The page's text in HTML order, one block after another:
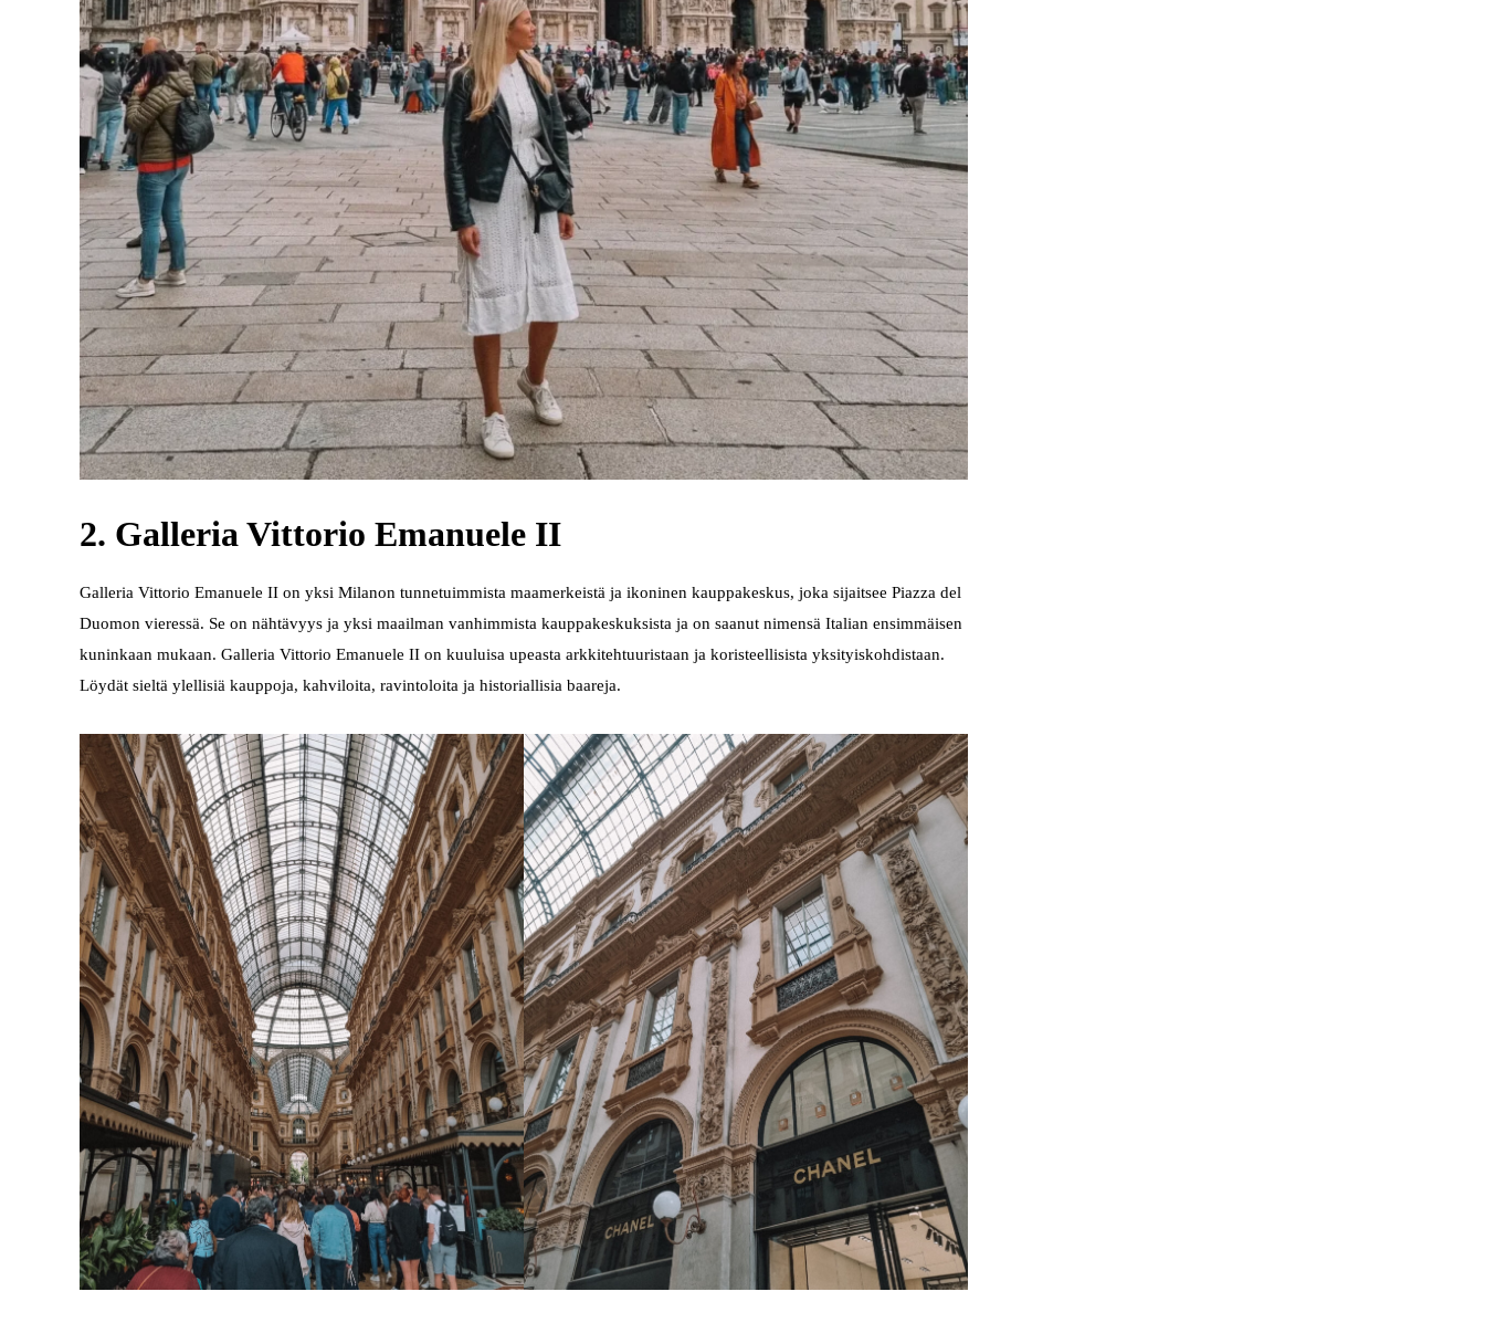
2. Galleria Vittorio Emanuele II
Galleria Vittorio Emanuele II on yksi Milanon tunnetuimmista maamerkeistä ja ikoninen kauppakeskus, joka sijaitsee Piazza del
Duomon vieressä. Se on nähtävyys ja yksi maailman vanhimmista kauppakeskuksista ja on saanut nimensä Italian ensimmäisen
kuninkaan mukaan. Galleria Vittorio Emanuele II on kuuluisa upeasta arkkitehtuuristaan ja koristeellisista yksityiskohdistaan.
Löydät sieltä ylellisiä kauppoja, kahviloita, ravintoloita ja historiallisia baareja.